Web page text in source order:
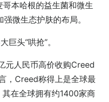
本哈根的益生菌和微生
微生态护肤的布局。
巨头“哄抢”。
元人民币高价收购Creed
，Creed称得上是全球最
在全球拥有约1400家商